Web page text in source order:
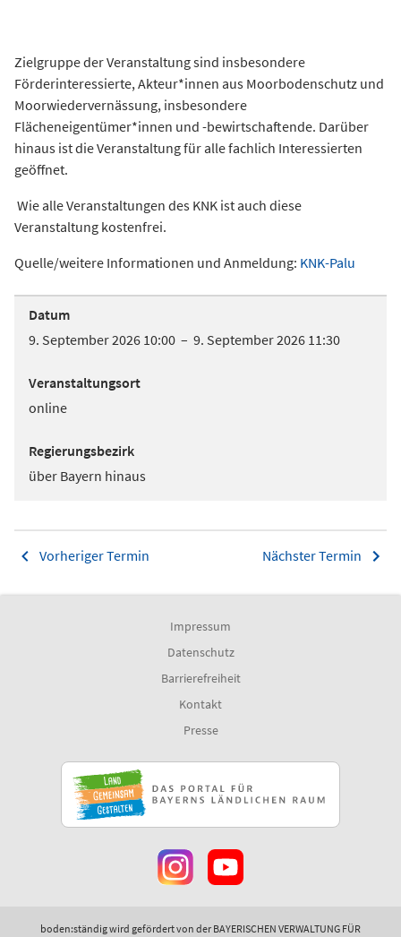
Zielgruppe der Veranstaltung sind insbesondere
Förderinteressierte, Akteur*innen aus Moorbodenschutz und
Moorwiedervernässung, insbesondere
Flächeneigentümer*innen und -bewirtschaftende. Darüber
hinaus ist die Veranstaltung für alle fachlich Interessierten
geöffnet.
Wie alle Veranstaltungen des KNK ist auch diese
Veranstaltung kostenfrei.
Quelle/weitere Informationen und Anmeldung: KNK-Palu
Datum
9. September 2026 10:00 – 9. September 2026 11:30
Veranstaltungsort
online
Regierungsbezirk
über Bayern hinaus
Vorheriger Termin Nächster Termin
Impressum
Datenschutz
Barrierefreiheit
Kontakt
Presse
boden:ständig wird gefördert von der BAYERISCHEN VERWALTUNG FÜR